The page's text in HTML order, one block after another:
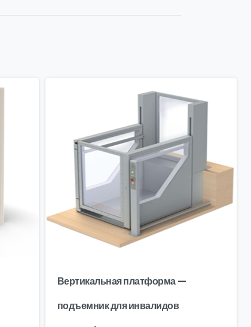
Вертикальная платформа —
подъемник для инвалидов